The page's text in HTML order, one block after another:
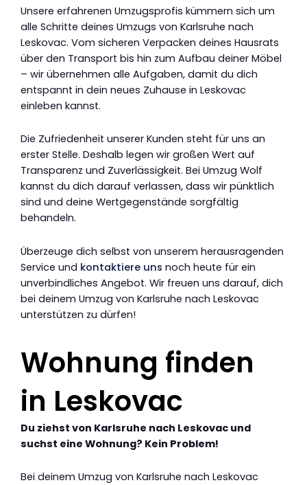
Unsere erfahrenen Umzugsprofis kümmern sich um
alle Schritte deines Umzugs von Karlsruhe nach
Leskovac. Vom sicheren Verpacken deines Hausrats
über den Transport bis hin zum Aufbau deiner Möbel
– wir übernehmen alle Aufgaben, damit du dich
entspannt in dein neues Zuhause in Leskovac
einleben kannst.
Die Zufriedenheit unserer Kunden steht für uns an
erster Stelle. Deshalb legen wir großen Wert auf
Transparenz und Zuverlässigkeit. Bei Umzug Wolf
kannst du dich darauf verlassen, dass wir pünktlich
sind und deine Wertgegenstände sorgfältig
behandeln.
Überzeuge dich selbst von unserem herausragenden
Service und kontaktiere uns noch heute für ein
unverbindliches Angebot. Wir freuen uns darauf, dich
bei deinem Umzug von Karlsruhe nach Leskovac
unterstützen zu dürfen!
Wohnung finden
in Leskovac
Du ziehst von Karlsruhe nach Leskovac und
suchst eine Wohnung? Kein Problem!
Bei deinem Umzug von Karlsruhe nach Leskovac